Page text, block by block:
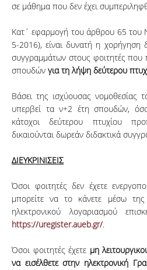
σε μάθημα που δεν έχει
Κατ΄ εφαρμογή του άρθρου 65
5-2016), είναι δυνατή η χορήγηση
συγγραμμάτων στους φοιτητές
σπουδών για τη λήψη δεύτερου
Βάσει της ισχύουσας νομοθεσίας
υπερβεί τα ν+2 έτη σπουδών,
κάτοχοι δεύτερου πτυχίου
δικαιούνται δωρεάν διδακτικά
ΔΙΕΥΚΡΙΝΙΣΕΙΣ
Όσοι φοιτητές δεν έχετε
μπορείτε να το κάνετε μέσω της
ηλεκτρονικού λογαριασμού
https://uregister.aueb.gr/.
Όσοι φοιτητές έχετε μη
να εισέλθετε στην ηλεκτρονική